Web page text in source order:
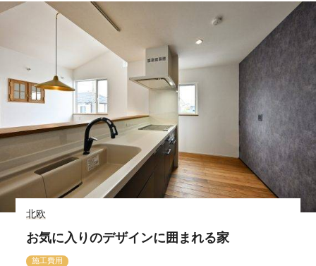
北欧
お気に入りのデザインに囲まれる家
施工費用